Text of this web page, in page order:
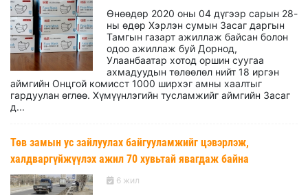
Өнөөдөр 2020 оны 04 дүгээр сарын 28-
ны өдөр Хэрлэн сумын Засаг даргын
Тамгын газарт ажиллаж байсан болон
одоо ажиллаж буй Дорнод,
Улаанбаатар хотод оршин суугаа
ахмадуудын төлөөлөл нийт 18 иргэн
аймгийн Онцгой комисст 1000 ширхэг амны хаалтыг
гардуулан өглөө. Хүмүүнлэгийн тусламжийг аймгийн Засаг
д...
Төв замын ус зайлуулах байгууламжийг цэвэрлэж,
халдваргүйжүүлэх ажил 70 хувьтай явагдаж байна
6 жил